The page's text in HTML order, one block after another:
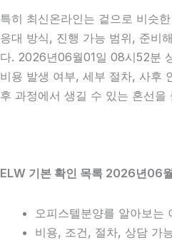
특히 최신온라인는 겉으로 비슷
응대 방식, 진행 가능 범위, 준비
다. 2026년06월01일 08시52분
비용 발생 여부, 세부 절차, 사후
후 과정에서 생길 수 있는 혼선을
ELW 기본 확인 목록 2026년06
오피스텔분양를 알아보는
비용, 조건, 절차, 상담 가